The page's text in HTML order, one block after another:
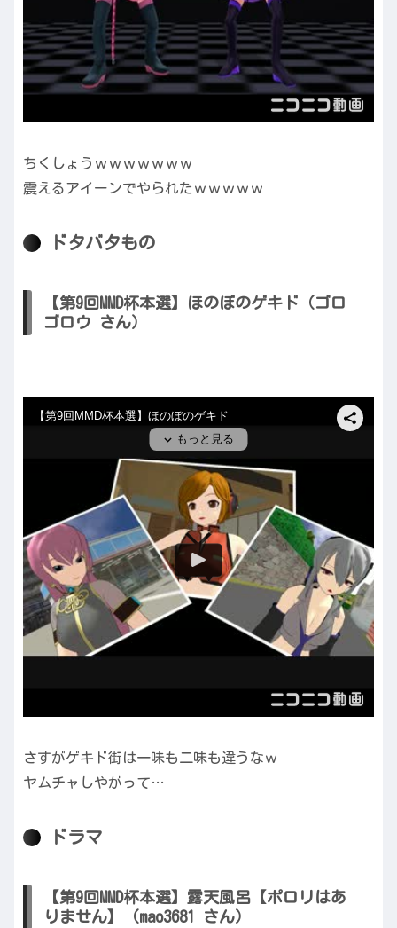
ちくしょうｗｗｗｗｗｗｗ
震えるアイーンでやられたｗｗｗｗｗ
ドタバタもの
【第9回MMD杯本選】ほのぼのゲキド（ゴロ
ゴロウ さん）
さすがゲキド街は一味も二味も違うなｗ
ヤムチャしやがって…
ドラマ
【第9回MMD杯本選】露天風呂【ポロリはあ
りません】（mao3681 さん）